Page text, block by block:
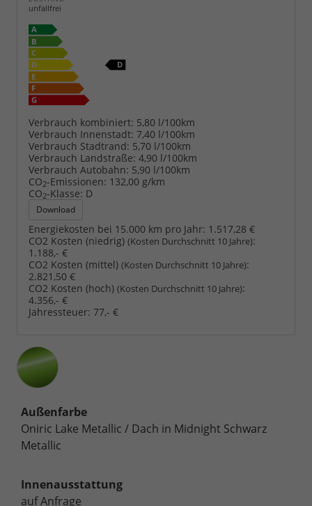
unfallfrei
Verbrauch kombiniert: 5,80 l/100km
Verbrauch Innenstadt: 7,40 l/100km
Verbrauch Stadtrand: 5,70 l/100km
Verbrauch Landstraße: 4,90 l/100km
Verbrauch Autobahn: 5,90 l/100km
CO2-Emissionen: 132,00 g/km
CO2-Klasse: D
Download
Energiekosten bei 15.000 km pro Jahr: 1.517,28 €
CO2 Kosten (niedrig) (Kosten Durchschnitt 10 Jahre):
1.188,- €
CO2 Kosten (mittel) (Kosten Durchschnitt 10 Jahre):
2.821,50 €
CO2 Kosten (hoch) (Kosten Durchschnitt 10 Jahre):
4.356,- €
Jahressteuer: 77,- €
Außenfarbe
Oniric Lake Metallic / Dach in Midnight Schwarz
Metallic
Innenausstattung
auf Anfrage